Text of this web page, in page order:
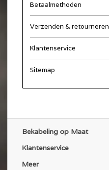
Betaalmethoden
Verzenden & retourneren
Klantenservice
Sitemap
Bekabeling op Maat
Klantenservice
Meer